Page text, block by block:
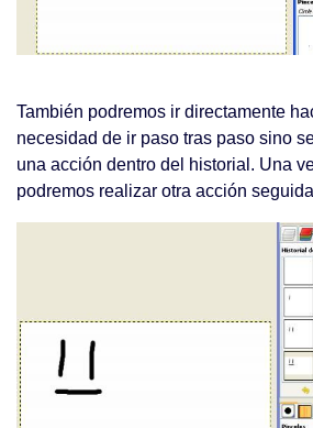
También podremos ir directamente
necesidad de ir paso tras paso sino
una acción dentro del historial. Una
podremos realizar otra acción seguida